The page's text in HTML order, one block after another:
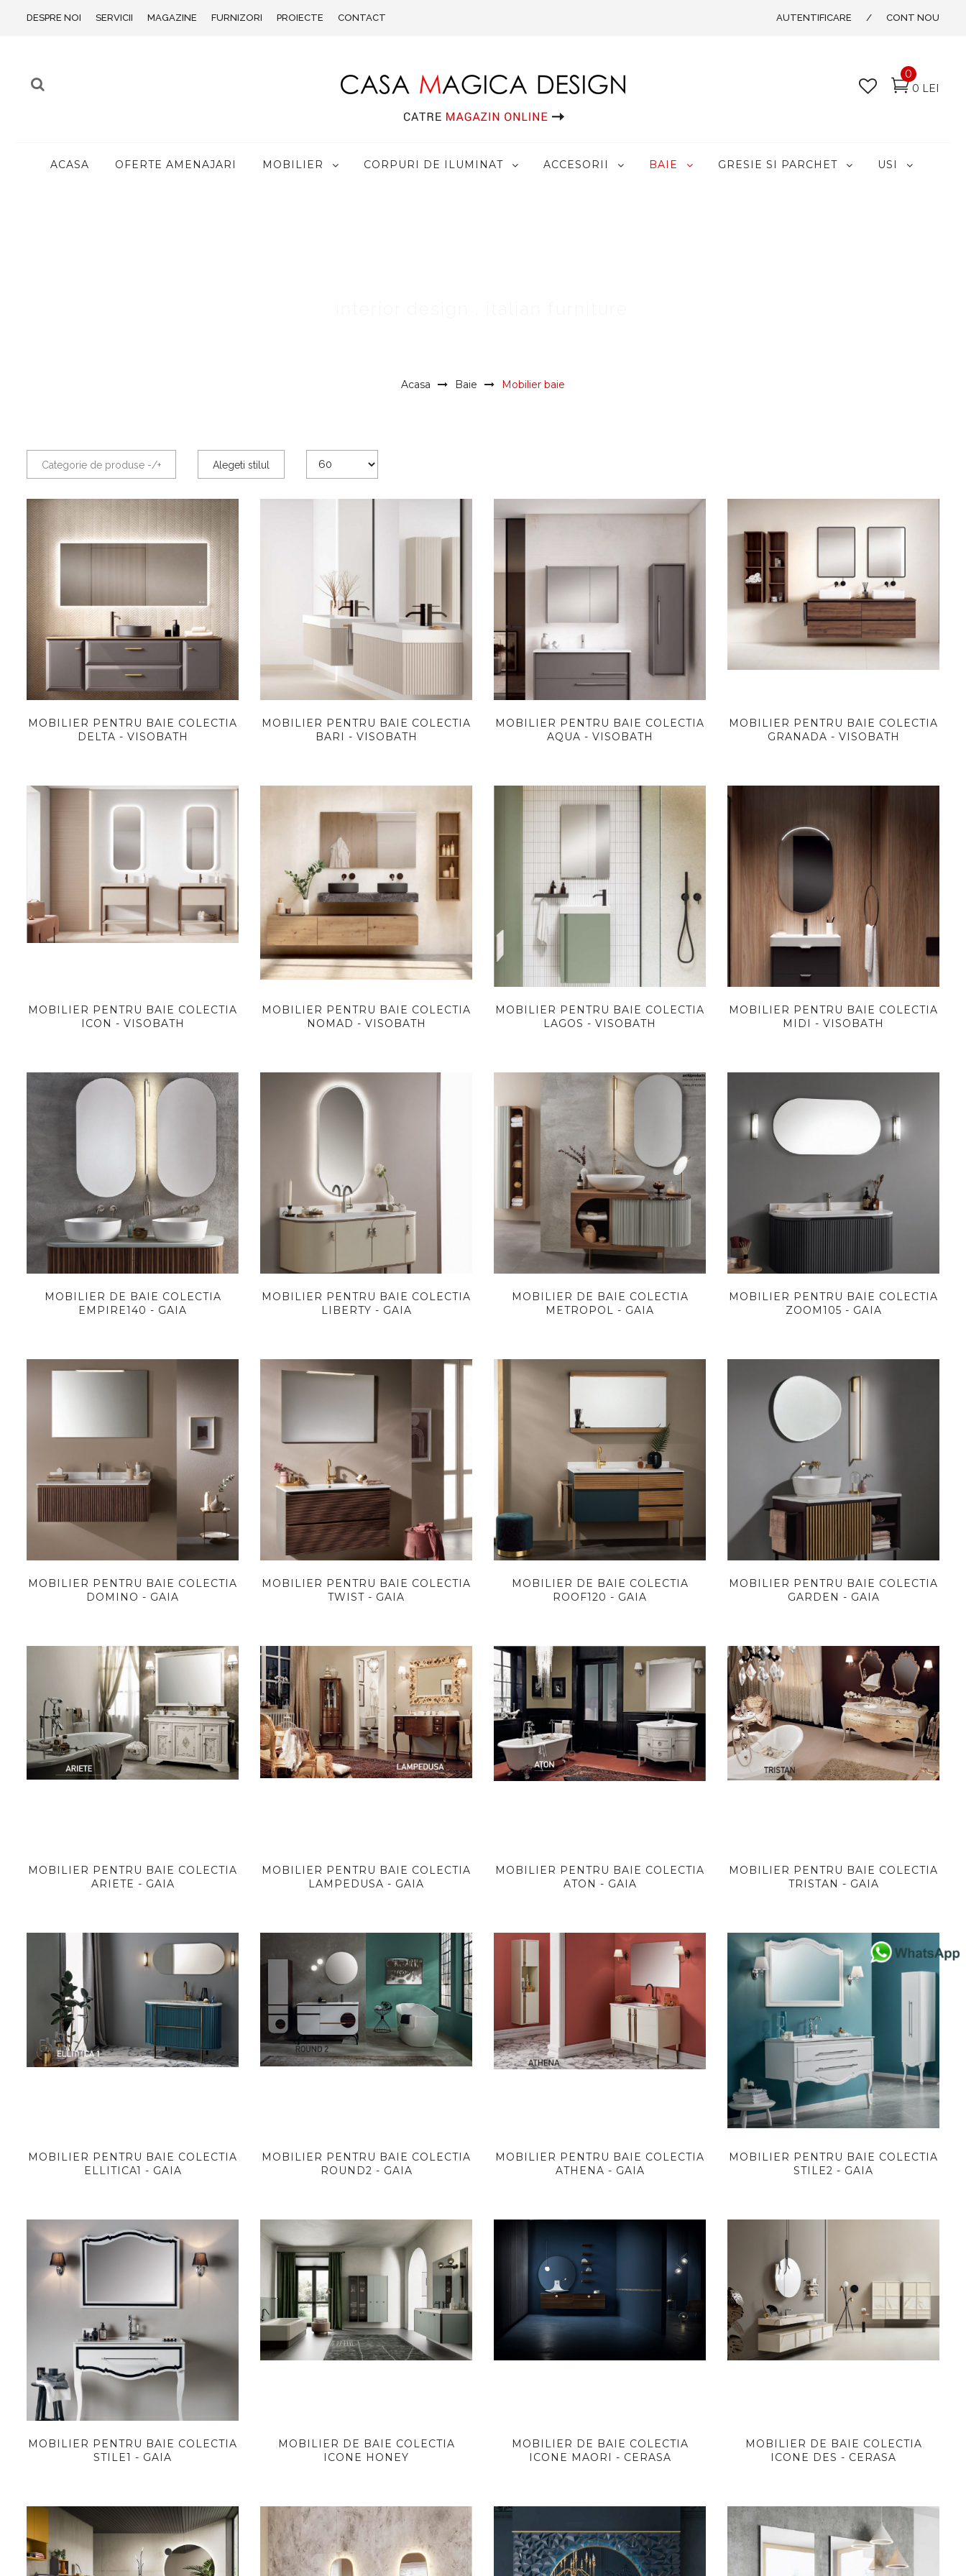
DESPRE NOI SERVICII MAGAZINE FURNIZORI PROIECTE CONTACT AUTENTIFICARE / CONT NOU
0
0 LEI
ACASA OFERTE AMENAJARI MOBILIER CORPURI DE ILUMINAT ACCESORII BAIE GRESIE SI PARCHET USI
Acasa Baie Mobilier baie
Categorie de produse -/+ Alegeti stilul
MOBILIER PENTRU BAIE COLECTIA
DELTA - VISOBATH
MOBILIER PENTRU BAIE COLECTIA
BARI - VISOBATH
MOBILIER PENTRU BAIE COLECTIA
AQUA - VISOBATH
MOBILIER PENTRU BAIE COLECTIA
GRANADA - VISOBATH
MOBILIER PENTRU BAIE COLECTIA
ICON - VISOBATH
MOBILIER PENTRU BAIE COLECTIA
NOMAD - VISOBATH
MOBILIER PENTRU BAIE COLECTIA
LAGOS - VISOBATH
MOBILIER PENTRU BAIE COLECTIA
MIDI - VISOBATH
MOBILIER DE BAIE COLECTIA
EMPIRE140 - GAIA
MOBILIER PENTRU BAIE COLECTIA
LIBERTY - GAIA
MOBILIER DE BAIE COLECTIA
METROPOL - GAIA
MOBILIER PENTRU BAIE COLECTIA
ZOOM105 - GAIA
MOBILIER PENTRU BAIE COLECTIA
DOMINO - GAIA
MOBILIER PENTRU BAIE COLECTIA
TWIST - GAIA
MOBILIER DE BAIE COLECTIA
ROOF120 - GAIA
MOBILIER PENTRU BAIE COLECTIA
GARDEN - GAIA
MOBILIER PENTRU BAIE COLECTIA
ARIETE - GAIA
MOBILIER PENTRU BAIE COLECTIA
LAMPEDUSA - GAIA
MOBILIER PENTRU BAIE COLECTIA
ATON - GAIA
MOBILIER PENTRU BAIE COLECTIA
TRISTAN - GAIA
MOBILIER PENTRU BAIE COLECTIA
ELLITICA1 - GAIA
MOBILIER PENTRU BAIE COLECTIA
ROUND2 - GAIA
MOBILIER PENTRU BAIE COLECTIA
ATHENA - GAIA
MOBILIER PENTRU BAIE COLECTIA
STILE2 - GAIA
MOBILIER PENTRU BAIE COLECTIA
STILE1 - GAIA
MOBILIER DE BAIE COLECTIA
ICONE HONEY
MOBILIER DE BAIE COLECTIA
ICONE MAORI - CERASA
MOBILIER DE BAIE COLECTIA
ICONE DES - CERASA